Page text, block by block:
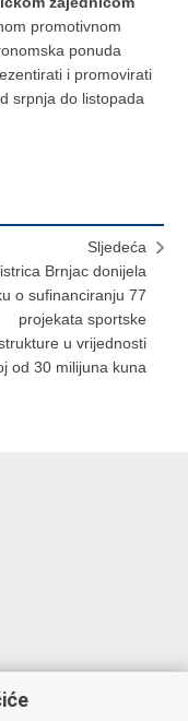
promotivnom
ponuda
i promovirati
srpnja do listopada
Sljedeća
Brnjac donijela
o sufinanciranju 77
projekata sportske
u vrijednosti
od 30 milijuna kuna